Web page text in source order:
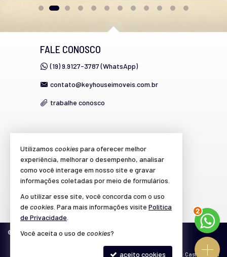
FALE CONOSCO
(19) 9.9127-3787 (WhatsApp)
contato@keyhouseimoveis.com.br
trabalhe conosco
cadastre seu imóvel
imóveis favoritos
mapa de imóveis
© 2026CRECI/SP 39.864-J Política de Privacidade
Site para imobiliárias : Castel Digital
2
Utilizamos cookiespara oferecer melhor
experiência, melhorar o desempenho, analisar
como você interage em nosso site e gravar
informações coletadas por meio de formulários.
Ao utilizar esse site, você concorda com o uso
de cookies . Para mais informações visite Política
de Privacidade
Você aceita o uso de cookies?
aceito cookies